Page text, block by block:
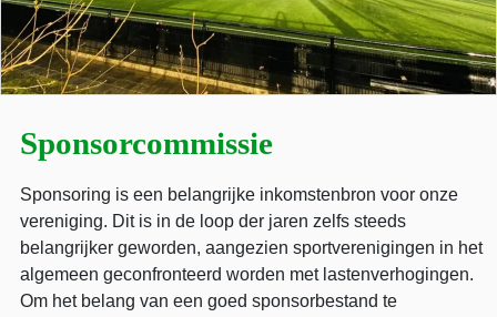
Sponsorcommissie
Sponsoring is een belangrijke inkomstenbron voor onze
vereniging. Dit is in de loop der jaren zelfs steeds
belangrijker geworden, aangezien sportverenigingen in het
algemeen geconfronteerd worden met lastenverhogingen.
Om het belang van een goed sponsorbestand te